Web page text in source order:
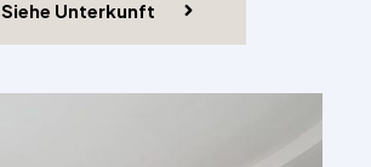
Siehe Unterkunft